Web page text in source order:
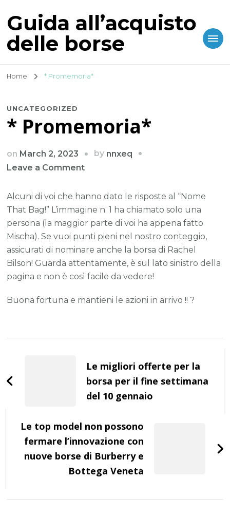
Guida all’acquisto
delle borse
Home * Promemoria*
UNCATEGORIZED
* Promemoria*
on March 2, 2023 by nnxeq
Leave a Commenton
Promemoria*
Alcuni di voi che hanno dato le risposte al “Nome
That Bag!” L’immagine n. 1 ha chiamato solo una
persona (la maggior parte di voi ha appena fatto
Mischa). Se vuoi punti pieni nel nostro conteggio,
assicurati di nominare anche la borsa di Rachel
Bilson! Guarda attentamente, è sul lato sinistro della
pagina e non è così facile da vedere!
Buona fortuna e mantieni le azioni in arrivo !! ?
NavigationLe migliori offerte per la
borsa per il fine settimana
del 10 gennaio
Le top model non possono
fermare l’innovazione con
nuove borse di Burberry e
Bottega Veneta